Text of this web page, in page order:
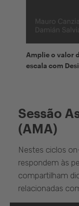
Amplie o valor
escala com
Sessão
(AMA)
Nestes ciclos
respondem às
compartilham
relacionadas